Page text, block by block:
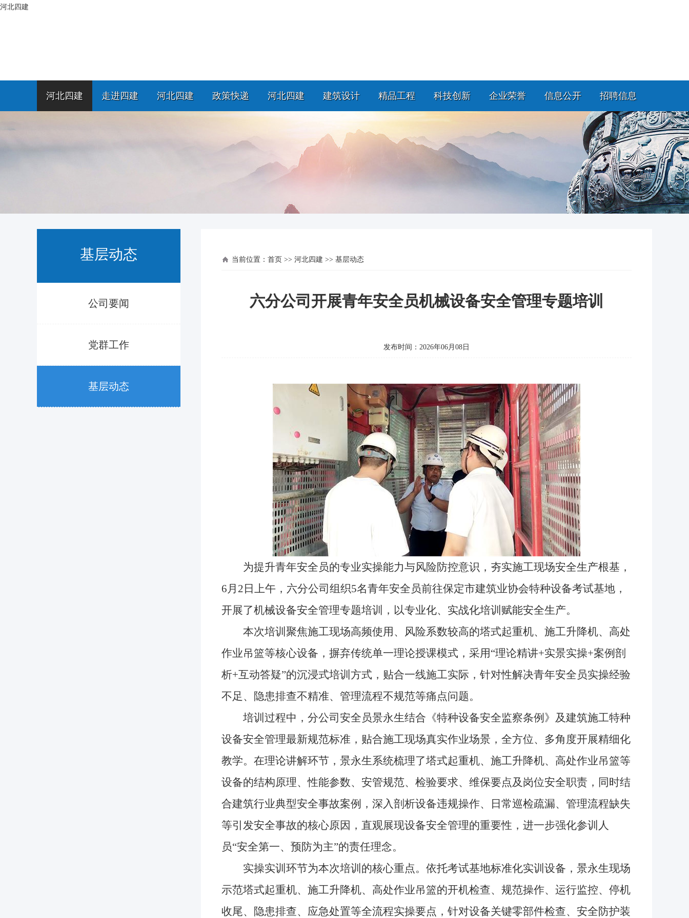
河北四建
河北四建 走进四建 河北四建 政策快递 河北四建 建筑设计 精品工程 科技创新 企业荣誉 信息公开 招聘信息
基层动态
公司要闻
党群工作
基层动态
当前位置： 首页 >> 河北四建 >> 基层动态
六分公司开展青年安全员机械设备安全管理专题培训
发布时间：2026年06月08日
为提升青年安全员的专业实操能力与风险防控意识，夯实施工现场安全生产根基，
6月2日上午，六分公司组织5名青年安全员前往保定市建筑业协会特种设备考试基地，
开展了机械设备安全管理专题培训，以专业化、实战化培训赋能安全生产。
本次培训聚焦施工现场高频使用、风险系数较高的塔式起重机、施工升降机、高处
作业吊篮等核心设备，摒弃传统单一理论授课模式，采用“理论精讲+实景实操+案例剖
析+互动答疑”的沉浸式培训方式，贴合一线施工实际，针对性解决青年安全员实操经验
不足、隐患排查不精准、管理流程不规范等痛点问题。
培训过程中，分公司安全员景永生结合《特种设备安全监察条例》及建筑施工特种
设备安全管理最新规范标准，贴合施工现场真实作业场景，全方位、多角度开展精细化
教学。在理论讲解环节，景永生系统梳理了塔式起重机、施工升降机、高处作业吊篮等
设备的结构原理、性能参数、安管规范、检验要求、维保要点及岗位安全职责，同时结
合建筑行业典型安全事故案例，深入剖析设备违规操作、日常巡检疏漏、管理流程缺失
等引发安全事故的核心原因，直观展现设备安全管理的重要性，进一步强化参训人
员“安全第一、预防为主”的责任理念。
实操实训环节为本次培训的核心重点。依托考试基地标准化实训设备，景永生现场
示范塔式起重机、施工升降机、高处作业吊篮的开机检查、规范操作、运行监控、停机
收尾、隐患排查、应急处置等全流程实操要点，针对设备关键零部件检查、安全防护装